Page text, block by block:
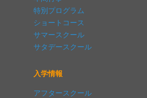
特別プログラム
ショートコース
サマースクール
サタデースクール
入学情報
アフタースクール